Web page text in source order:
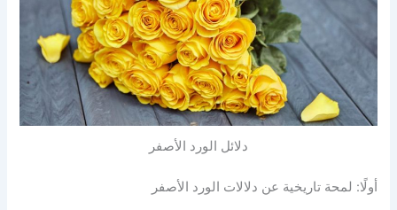
دلائل الورد الأصفر
أولًا: لمحة تاريخية عن دلالات الورد الأصفر